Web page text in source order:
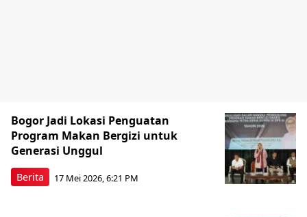
Berita
Bogor Jadi Lokasi Penguatan
Program Makan Bergizi untuk
Generasi Unggul
17 Mei 2026, 6:21 PM